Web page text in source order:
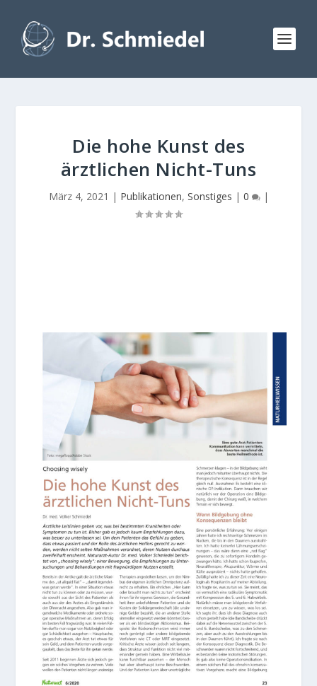
Die hohe Kunst des
ärztlichen Nicht-Tuns
März 4, 2021 | Publikationen, Sonstiges | 0 |